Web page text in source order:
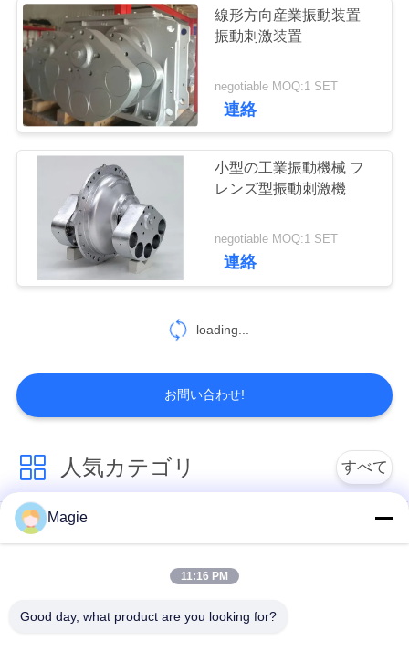
求
め
て
く
だ
地
PRIVACY
POLICY
テストシートシェ
イカー
固体液体の分離器
48
ロータリートロン
メルスクリーン
22
線形方向産業振動装置
振動刺激装置
negotiable MOQ:1 SET
連絡
小型の工業振動機械 フ
レンズ型振動刺激機
negotiable MOQ:1 SET
連絡
loading...
お問い合わせ!
人気カテゴリ すべて
ビブロスクリーンマ
シン
るい
高周波スクリーン
ブラー
Magie
11:16 PM
Good day, what product are you looking for?